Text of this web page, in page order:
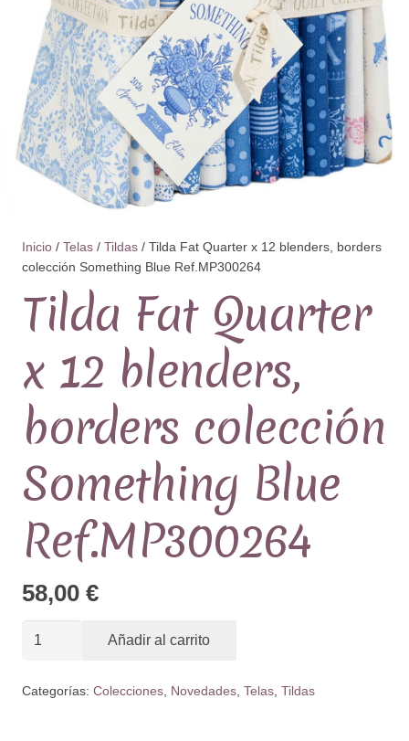
Inicio / Telas / Tildas / Tilda Fat Quarter x 12 blenders, borders
colección Something Blue Ref.MP300264
Tilda Fat Quarter
x 12 blenders,
borders colección
Something Blue
Ref.MP300264
58,00 €
Tilda
Quarter
Añadir al carrito
Categorías: Colecciones, Novedades, Telas, Tildas